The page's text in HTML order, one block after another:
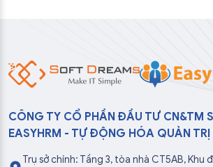
CÔNG TY CỔ PHẦN ĐẦU TƯ CN&TM
EASYHRM - TỰ ĐỘNG HÓA QUẢN TRỊ
Trụ sở chính: Tầng 3, tòa nhà CT5AB, Khu